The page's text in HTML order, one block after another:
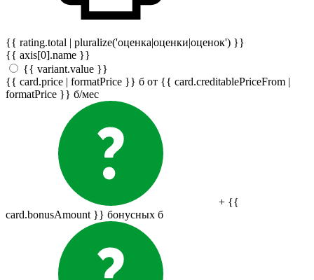
{{ rating.total | pluralize('оценка|оценки|оценок') }}
{{ axis[0].name }}
{{ variant.value }}
{{ card.price | formatPrice }} б от {{ card.creditablePriceFrom |
formatPrice }} б/мес
+ {{
card.bonusAmount }} бонусных б